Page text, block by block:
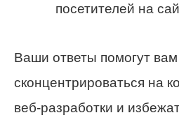
посетителей на
Ваши ответы помогут вам
сконцентрироваться на
веб-разработки и